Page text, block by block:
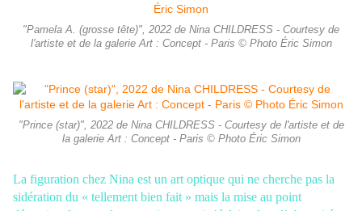
"Pamela A. (grosse tête)", 2022 de Nina CHILDRESS - Courtesy de
l'artiste et de la galerie Art : Concept - Paris © Photo Éric Simon
"Prince (star)", 2022 de Nina CHILDRESS - Courtesy de l'artiste et de
la galerie Art : Concept - Paris © Photo Éric Simon
La figuration chez Nina est un art optique qui ne cherche pas la
sidération du « tellement bien fait » mais la mise au point